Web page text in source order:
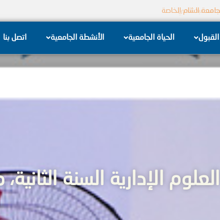
الكرامة الكهربائية
القبول الحياة الجامعية الأنشطة الجامعية اتصل بنا
الإدارية السنة